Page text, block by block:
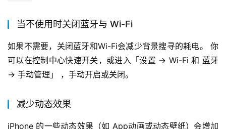
当不使用时关闭蓝牙与 Wi-Fi
如果不需要，关闭蓝牙和Wi-Fi会减少背景搜寻的耗电。 你
可以在控制中心快速开关，或进入「设置 -> Wi-Fi 和 蓝牙
-> 手动管理」 ，手动开启或关闭。
减少动态效果
iPhone 的一些动态效果（如 App动画或动态壁纸）会增加